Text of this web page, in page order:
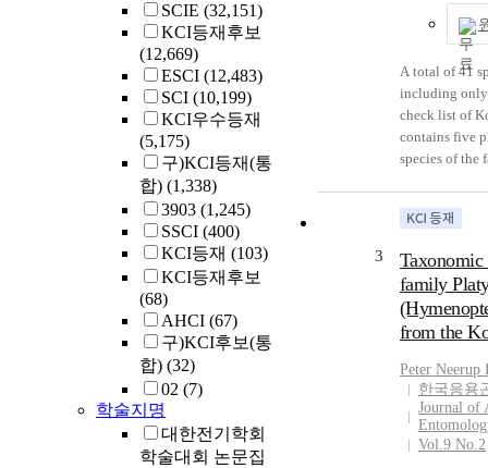
SCIE (32,151)
KCI등재후보
(12,669)
ESCI (12,483)
SCI (10,199)
KCI우수등재
(5,175)
구)KCI등재(통
합) (1,338)
3903 (1,245)
SSCI (400)
KCI등재 (103)
KCI등재후보
(68)
AHCI (67)
구)KCI후보(통
합) (32)
02 (7)
학술지명
대한전기학회
학술대회 논문집
period, most
Choi clan
receiving a
the
identified in
adjusting rent
certain
Rich men
farmers. So
Gyeongju,
acquisition
wrote
barley-farm
and there
been
harvest
A total of 41
including only
check list of
contains five
species of the
Choi,
L. ocellaris
ciliata Buhl &
Buhl & Choi,
tripotini Buhl
Buhl, and S.
Further
from The
time, and
3
family
from the
Peter Neerup
한국응용
Journal of
Vol.9 No.2